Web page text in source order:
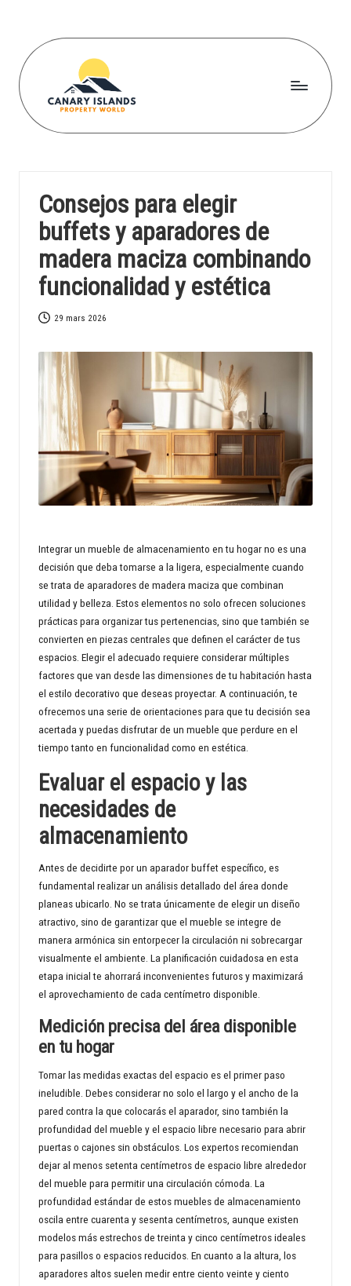
content
C
a
r
yi
s
l
a
n
d
p
r
o
p
e
rt
y
w
o
rl
d
Consejos para elegir
buffets y aparadores de
madera maciza combinando
funcionalidad y estética
29 mars 2026
Integrar un mueble de almacenamiento en tu hogar no es una
decisión que deba tomarse a la ligera, especialmente cuando
se trata de aparadores de madera maciza que combinan
utilidad y belleza. Estos elementos no solo ofrecen soluciones
prácticas para organizar tus pertenencias, sino que también se
convierten en piezas centrales que definen el carácter de tus
espacios. Elegir el adecuado requiere considerar múltiples
factores que van desde las dimensiones de tu habitación hasta
el estilo decorativo que deseas proyectar. A continuación, te
ofrecemos una serie de orientaciones para que tu decisión sea
acertada y puedas disfrutar de un mueble que perdure en el
tiempo tanto en funcionalidad como en estética.
Evaluar el espacio y las
necesidades de
almacenamiento
Antes de decidirte por un aparador buffet específico, es
fundamental realizar un análisis detallado del área donde
planeas ubicarlo. No se trata únicamente de elegir un diseño
atractivo, sino de garantizar que el mueble se integre de
manera armónica sin entorpecer la circulación ni sobrecargar
visualmente el ambiente. La planificación cuidadosa en esta
etapa inicial te ahorrará inconvenientes futuros y maximizará
el aprovechamiento de cada centímetro disponible.
Medición precisa del área disponible
en tu hogar
Tomar las medidas exactas del espacio es el primer paso
ineludible. Debes considerar no solo el largo y el ancho de la
pared contra la que colocarás el aparador, sino también la
profundidad del mueble y el espacio libre necesario para abrir
puertas o cajones sin obstáculos. Los expertos recomiendan
dejar al menos setenta centímetros de espacio libre alrededor
del mueble para permitir una circulación cómoda. La
profundidad estándar de estos muebles de almacenamiento
oscila entre cuarenta y sesenta centímetros, aunque existen
modelos más estrechos de treinta y cinco centímetros ideales
para pasillos o espacios reducidos. En cuanto a la altura, los
aparadores altos suelen medir entre ciento veinte y ciento